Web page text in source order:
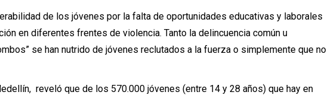
de los jóvenes por la falta de oportunidades educativas y laborales
en diferentes frentes de violencia. Tanto la delincuencia común u
se han nutrido de jóvenes reclutados a la fuerza o simplemente que no
, reveló que de los 570.000 jóvenes (entre 14 y 28 años) que hay en